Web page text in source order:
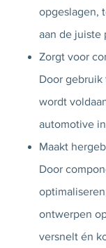
opgeslagen,
aan de juiste
Zorgt voor
Door gebruik
wordt
automotive
Maakt
Door
ontwerpen
versnelt én